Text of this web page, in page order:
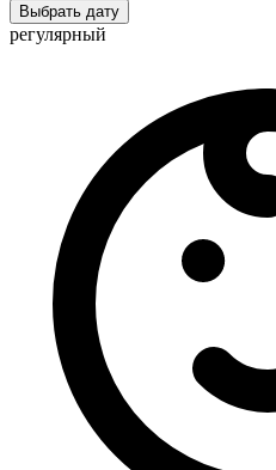
Выбрать дату
регулярный